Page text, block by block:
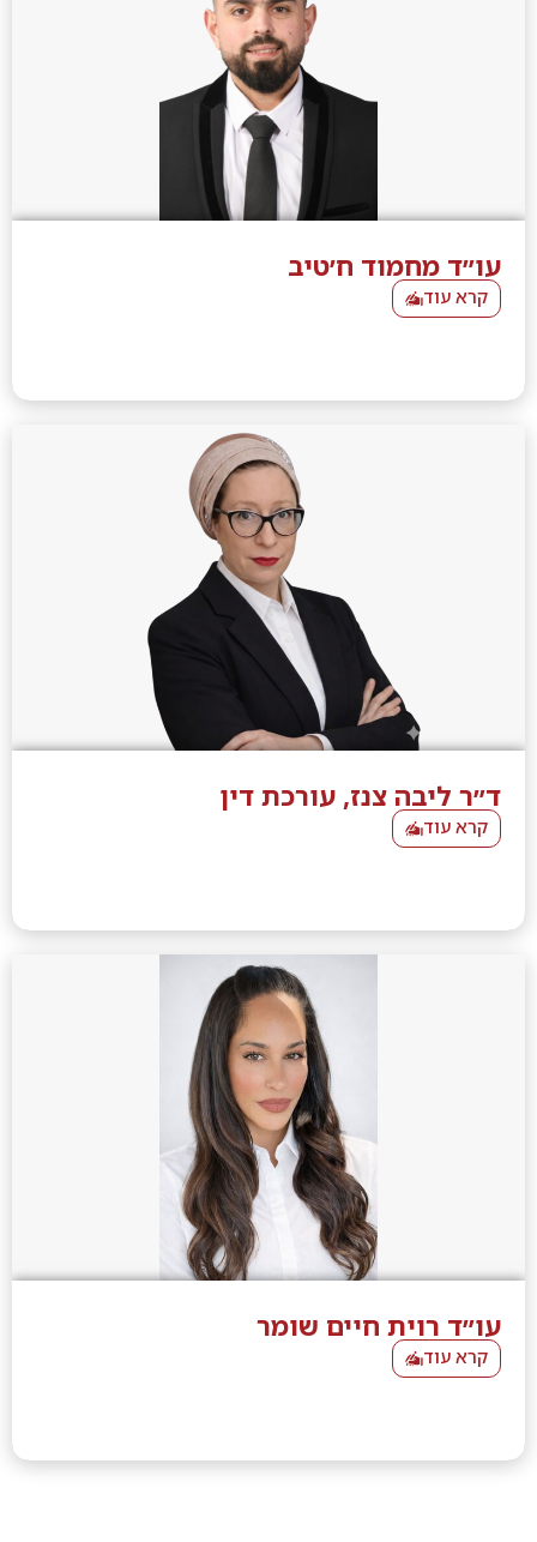
עו״ד מחמוד ח׳טיב
קרא עוד
ד״ר ליבה צנז, עורכת דין
קרא עוד
עו״ד רוית חיים שומר
קרא עוד